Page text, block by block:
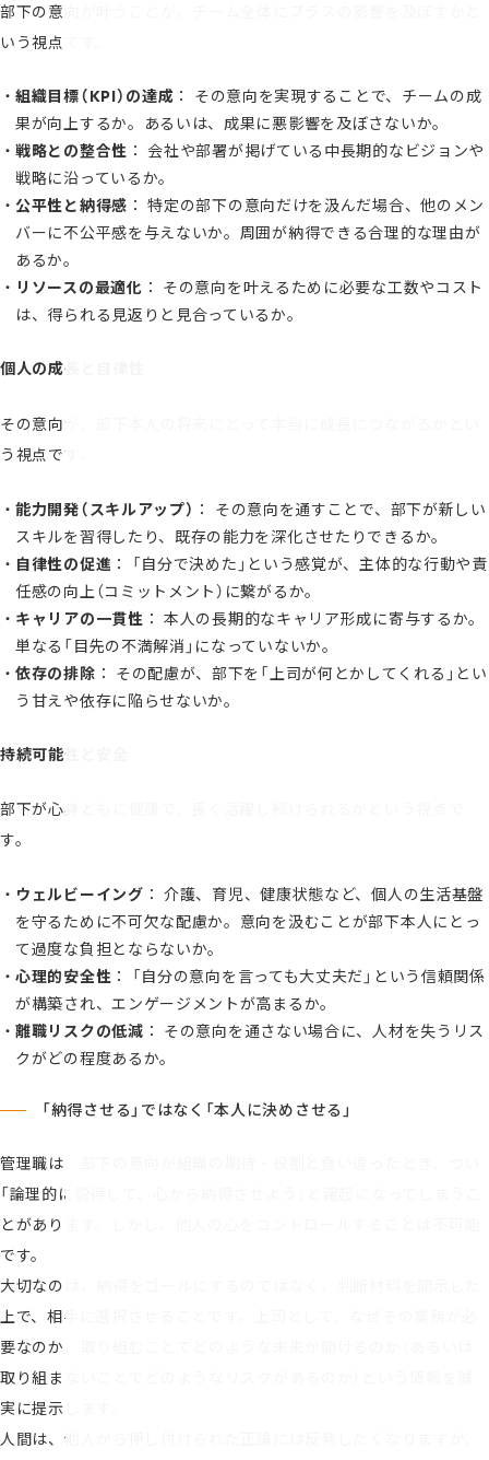
部下の意向が叶うことが、チーム全体にプラスの影響を及ぼすかと
いう視点です。
組織目標（KPI）の達成 ： その意向を実現することで、チームの成
果が向上するか。あるいは、成果に悪影響を及ぼさないか。
戦略との整合性 ： 会社や部署が掲げている中長期的なビジョンや
戦略に沿っているか。
公平性と納得感 ： 特定の部下の意向だけを汲んだ場合、他のメン
バーに不公平感を与えないか。周囲が納得できる合理的な理由が
あるか。
リソースの最適化 ： その意向を叶えるために必要な工数やコスト
は、得られる見返りと見合っているか。
個人の成長と自律性
その意向が、部下本人の将来にとって本当に成長につながるかとい
う視点です。
能力開発（スキルアップ） ： その意向を通すことで、部下が新しい
スキルを習得したり、既存の能力を深化させたりできるか。
自律性の促進 ： 「自分で決めた」という感覚が、主体的な行動や責
任感の向上（コミットメント）に繋がるか。
キャリアの一貫性 ： 本人の長期的なキャリア形成に寄与するか。
単なる「目先の不満解消」になっていないか。
依存の排除 ： その配慮が、部下を「上司が何とかしてくれる」とい
う甘えや依存に陥らせないか。
持続可能性と安全
部下が心身ともに健康で、長く活躍し続けられるかという視点で
す。
ウェルビーイング ： 介護、育児、健康状態など、個人の生活基盤
を守るために不可欠な配慮か。意向を汲むことが部下本人にとっ
て過度な負担とならないか。
心理的安全性 ： 「自分の意向を言っても大丈夫だ」という信頼関係
が構築され、エンゲージメントが高まるか。
離職リスクの低減 ： その意向を通さない場合に、人材を失うリス
クがどの程度あるか。
「納得させる」ではなく「本人に決めさせる」
管理職は、部下の意向が組織の期待・役割と食い違ったとき、つい
「論理的に説得して、心から納得させよう」と躍起になってしまうこ
とがあります。しかし、他人の心をコントロールすることは不可能
です。
大切なのは、納得をゴールにするのではなく、判断材料を開示した
上で、相手に選択させることです。上司として、なぜその業務が必
要なのか、取り組むことでどのような未来が開けるのか（あるいは
取り組まないことでどのようなリスクがあるのか）という情報を誠
実に提示します。
人間は、他人から押し付けられた正論には反発したくなりますが、